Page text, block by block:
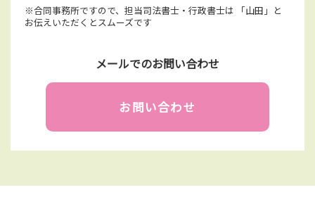
※合同事務所ですので、担当司法書士・行政書士は 「山田」と
お伝えいただくとスムーズです
メールでのお問い合わせ
お問い合わせ